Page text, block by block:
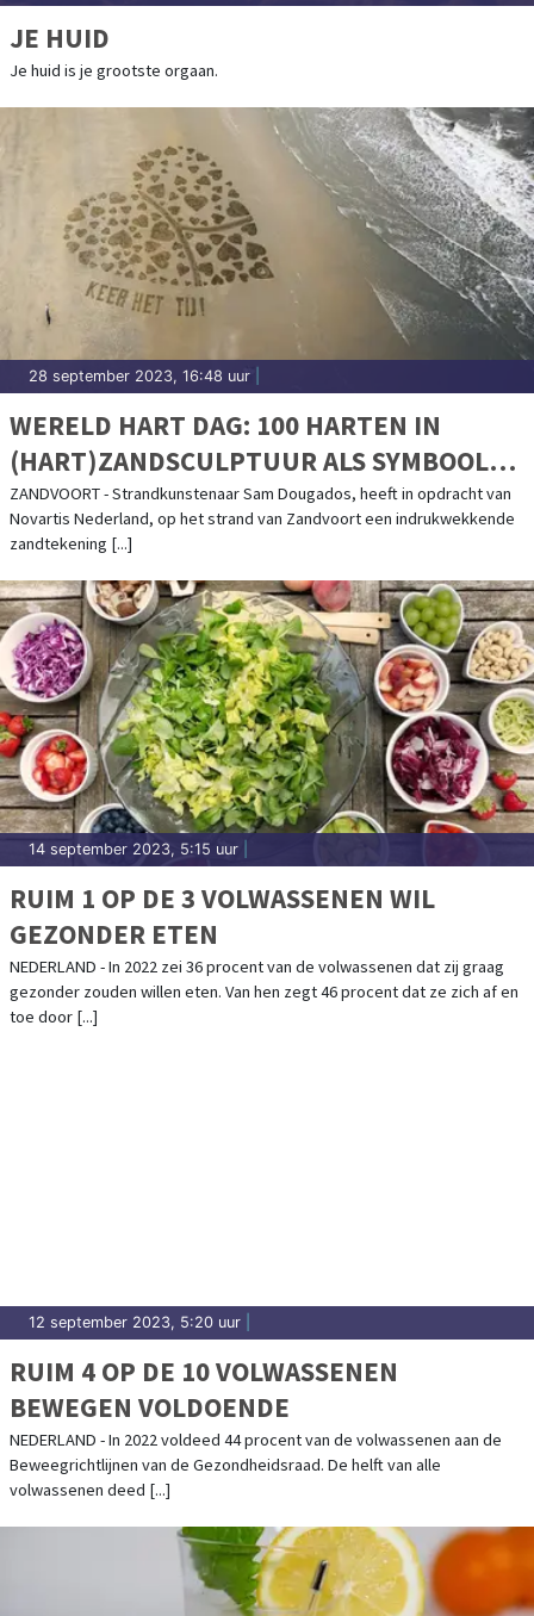
JE HUID
Je huid is je grootste orgaan.
28 september 2023, 16:48 uur
WERELD HART DAG: 100 HARTEN IN
(HART)ZANDSCULPTUUR ALS SYMBOOL
VOOR IMPACT HART- EN VAATZIEKTEN IN
NEDERLAND
ZANDVOORT - Strandkunstenaar Sam Dougados, heeft in opdracht van
Novartis Nederland, op het strand van Zandvoort een indrukwekkende
zandtekening [...]
14 september 2023, 5:15 uur
RUIM 1 OP DE 3 VOLWASSENEN WIL
GEZONDER ETEN
NEDERLAND - In 2022 zei 36 procent van de volwassenen dat zij graag
gezonder zouden willen eten. Van hen zegt 46 procent dat ze zich af en
toe door [...]
12 september 2023, 5:20 uur
RUIM 4 OP DE 10 VOLWASSENEN
BEWEGEN VOLDOENDE
NEDERLAND - In 2022 voldeed 44 procent van de volwassenen aan de
Beweegrichtlijnen van de Gezondheidsraad. De helft van alle
volwassenen deed [...]